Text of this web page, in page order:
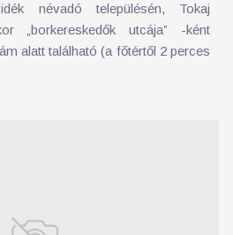
névadó településén, Tokaj
„borkereskedők utcája” -ként
alatt található (a főtértől 2 perces